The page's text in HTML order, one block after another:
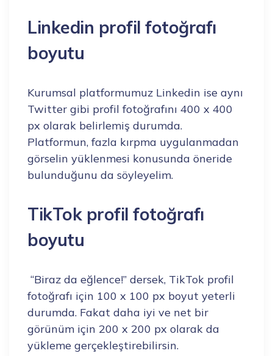
Linkedin profil fotoğrafı
boyutu
Kurumsal platformumuz Linkedin ise aynı
Twitter gibi profil fotoğrafını 400 x 400
px olarak belirlemiş durumda.
Platformun, fazla kırpma uygulanmadan
görselin yüklenmesi konusunda öneride
bulunduğunu da söyleyelim.
TikTok profil fotoğrafı
boyutu
“Biraz da eğlence!” dersek, TikTok profil
fotoğrafı için 100 x 100 px boyut yeterli
durumda. Fakat daha iyi ve net bir
görünüm için 200 x 200 px olarak da
yükleme gerçekleştirebilirsin.